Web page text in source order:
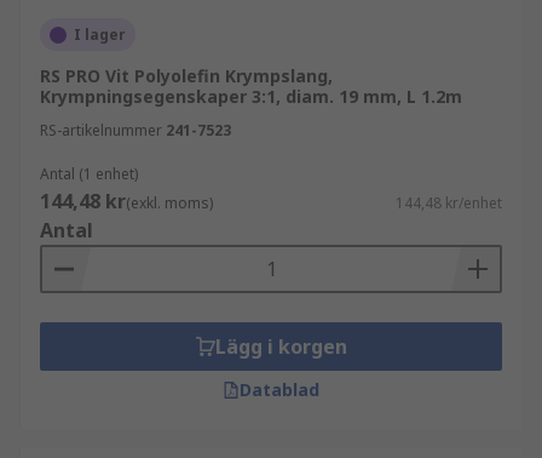
I lager
RS PRO Vit Polyolefin Krympslang,
Krympningsegenskaper 3:1, diam. 19 mm, L 1.2m
RS-artikelnummer 241-7523
Antal (1 enhet)
144,48 kr(exkl. moms) 144,48 kr/enhet
Antal
Lägg i korgen
Datablad